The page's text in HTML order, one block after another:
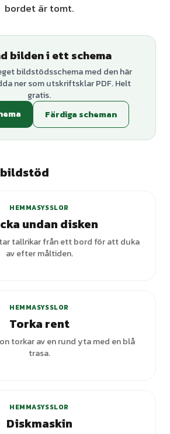
bordet är tomt.
bilden i ett schema
bildstödsschema med den här
ner som utskriftsklar PDF. Helt
gratis.
Färdiga scheman
HEMMASYSSLOR
undan disken
tallrikar från ett bord för att duka
av efter måltiden.
HEMMASYSSLOR
Torka rent
torkar av en rund yta med en blå
trasa.
HEMMASYSSLOR
Diskmaskin